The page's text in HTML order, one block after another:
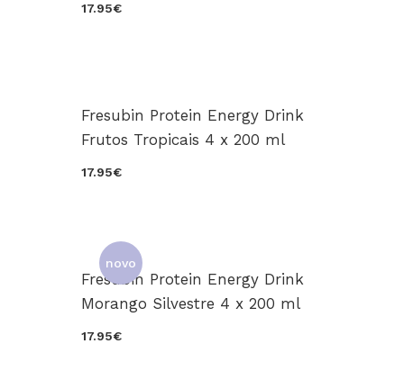
17.95€
Fresubin Protein Energy Drink
Frutos Tropicais 4 x 200 ml
17.95€
novo
Fresubin Protein Energy Drink
Morango Silvestre 4 x 200 ml
17.95€